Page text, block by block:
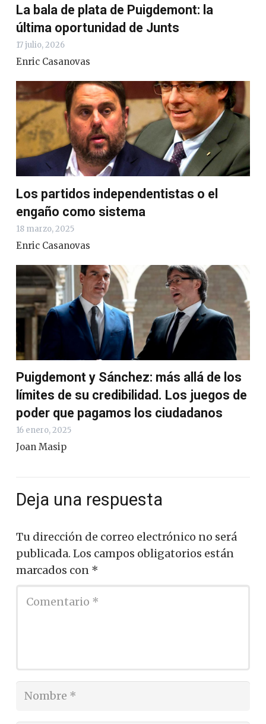
La bala de plata de Puigdemont: la
última oportunidad de Junts
17 julio, 2026
Enric Casanovas
Los partidos independentistas o el
engaño como sistema
18 marzo, 2025
Enric Casanovas
Puigdemont y Sánchez: más allá de los
límites de su credibilidad. Los juegos de
poder que pagamos los ciudadanos
16 enero, 2025
Joan Masip
Deja una respuesta
Tu dirección de correo electrónico no será
publicada. Los campos obligatorios están
marcados con *